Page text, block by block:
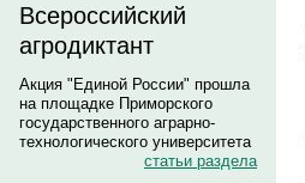
Всероссийский
агродиктант
Акция "Единой России" прошла
на площадке Приморского
государственного аграрно-
технологического университета
статьи раздела